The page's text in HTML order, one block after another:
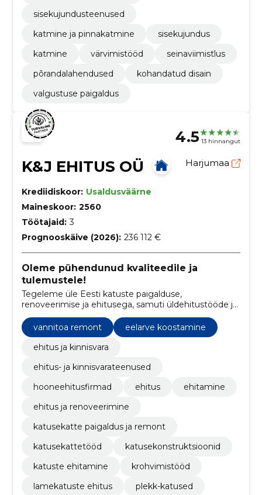
sisekujundusteenused
katmine ja pinnakatmine
sisekujundus
katmine
värvimistööd
seinaviimistlus
põrandalahendused
kohandatud disain
valgustuse paigaldus
4.5 13 hinnangut
K&J EHITUS OÜ Harjumaa
Krediidiskoor: Usaldusväärne
Maineskoor: 2560
Töötajaid: 3
Prognooskäive (2026): 236 112 €
Oleme pühendunud kvaliteedile ja
tulemustele!
Tegeleme üle Eesti katuste paigalduse,
renoveerimise ja ehitusega, samuti üldehitustööde ja
projektijuhtimisteenuse pakkumisega
ehitusvaldkonnas.
vannitoa remont
eelarve koostamine
ehitus ja kinnisvara
ehitus- ja kinnisvarateenused
hooneehitusfirmad
ehitus
ehitamine
ehitus ja renoveerimine
katusekatte paigaldus ja remont
katusekattetööd
katusekonstruktsioonid
katuste ehitamine
krohvimistööd
lamekatuste ehitus
plekk-katused